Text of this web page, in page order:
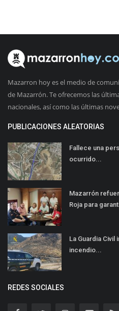
Mazarron hoy es el medio de
de Mazarrón. Te ofrecemos las
nacionales, así como las últimas
PUBLICACIONES ALEATORIAS
Fallece una
ocurrido...
Mazarrón
Roja para
La Guardia Civil
incendio...
REDES SOCIALES